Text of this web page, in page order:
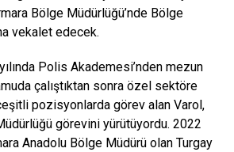
değişken olarak uygulanabilir. Mobil
içerikleri bulunur ve online
DIJITAL SPOR ALANLARI
E-PLAYOUT
VE MELEK YATIRIMCI SINAN
Bölge Müdürlüğü’nde Bölge
vekalet edecek.
Polis Akademesi’nden mezun
çalıştıktan sonra özel sektöre
pozisyonlarda görev alan Varol,
görevini yürütüyordu. 2022
Anadolu Bölge Müdürü olan Turgay